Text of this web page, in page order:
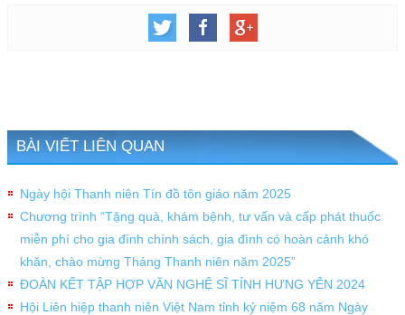
BÀI VIẾT LIÊN QUAN
Ngày hội Thanh niên Tín đồ tôn giáo năm 2025
Chương trình “Tặng quà, khám bệnh, tư vấn và cấp phát thuốc
miễn phí cho gia đình chính sách, gia đình có hoàn cảnh khó
khăn, chào mừng Tháng Thanh niên năm 2025”
ĐOÀN KẾT TẬP HỢP VĂN NGHỆ SĨ TỈNH HƯNG YÊN 2024
Hội Liên hiệp thanh niên Việt Nam tỉnh kỷ niệm 68 năm Ngày